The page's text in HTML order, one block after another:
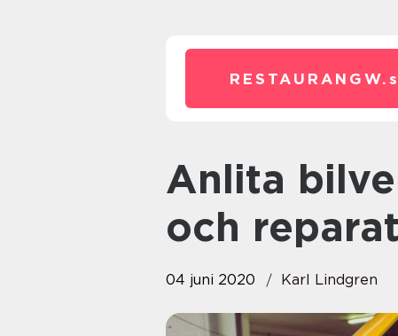
RESTAURANGW.
Anlita bilverkstad för underhåll
och
04 juni 2020 Karl Lindgren